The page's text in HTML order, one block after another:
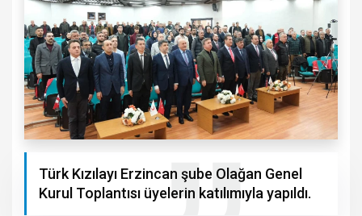
Türk Kızılayı Erzincan şube Olağan Genel
Kurul Toplantısı üyelerin katılımıyla yapıldı.